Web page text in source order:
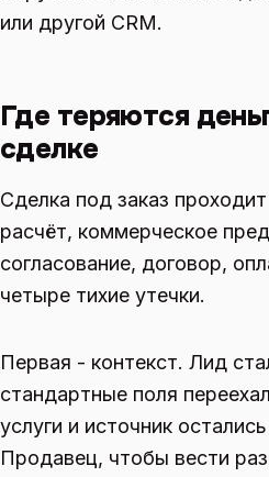
или другой CRM.
Где теряются
сделке
Сделка под заказ
расчёт, коммерческое
согласование, договор,
четыре тихие утечки.
Первая - контекст. Лид
стандартные поля
услуги и источник
Продавец, чтобы вести